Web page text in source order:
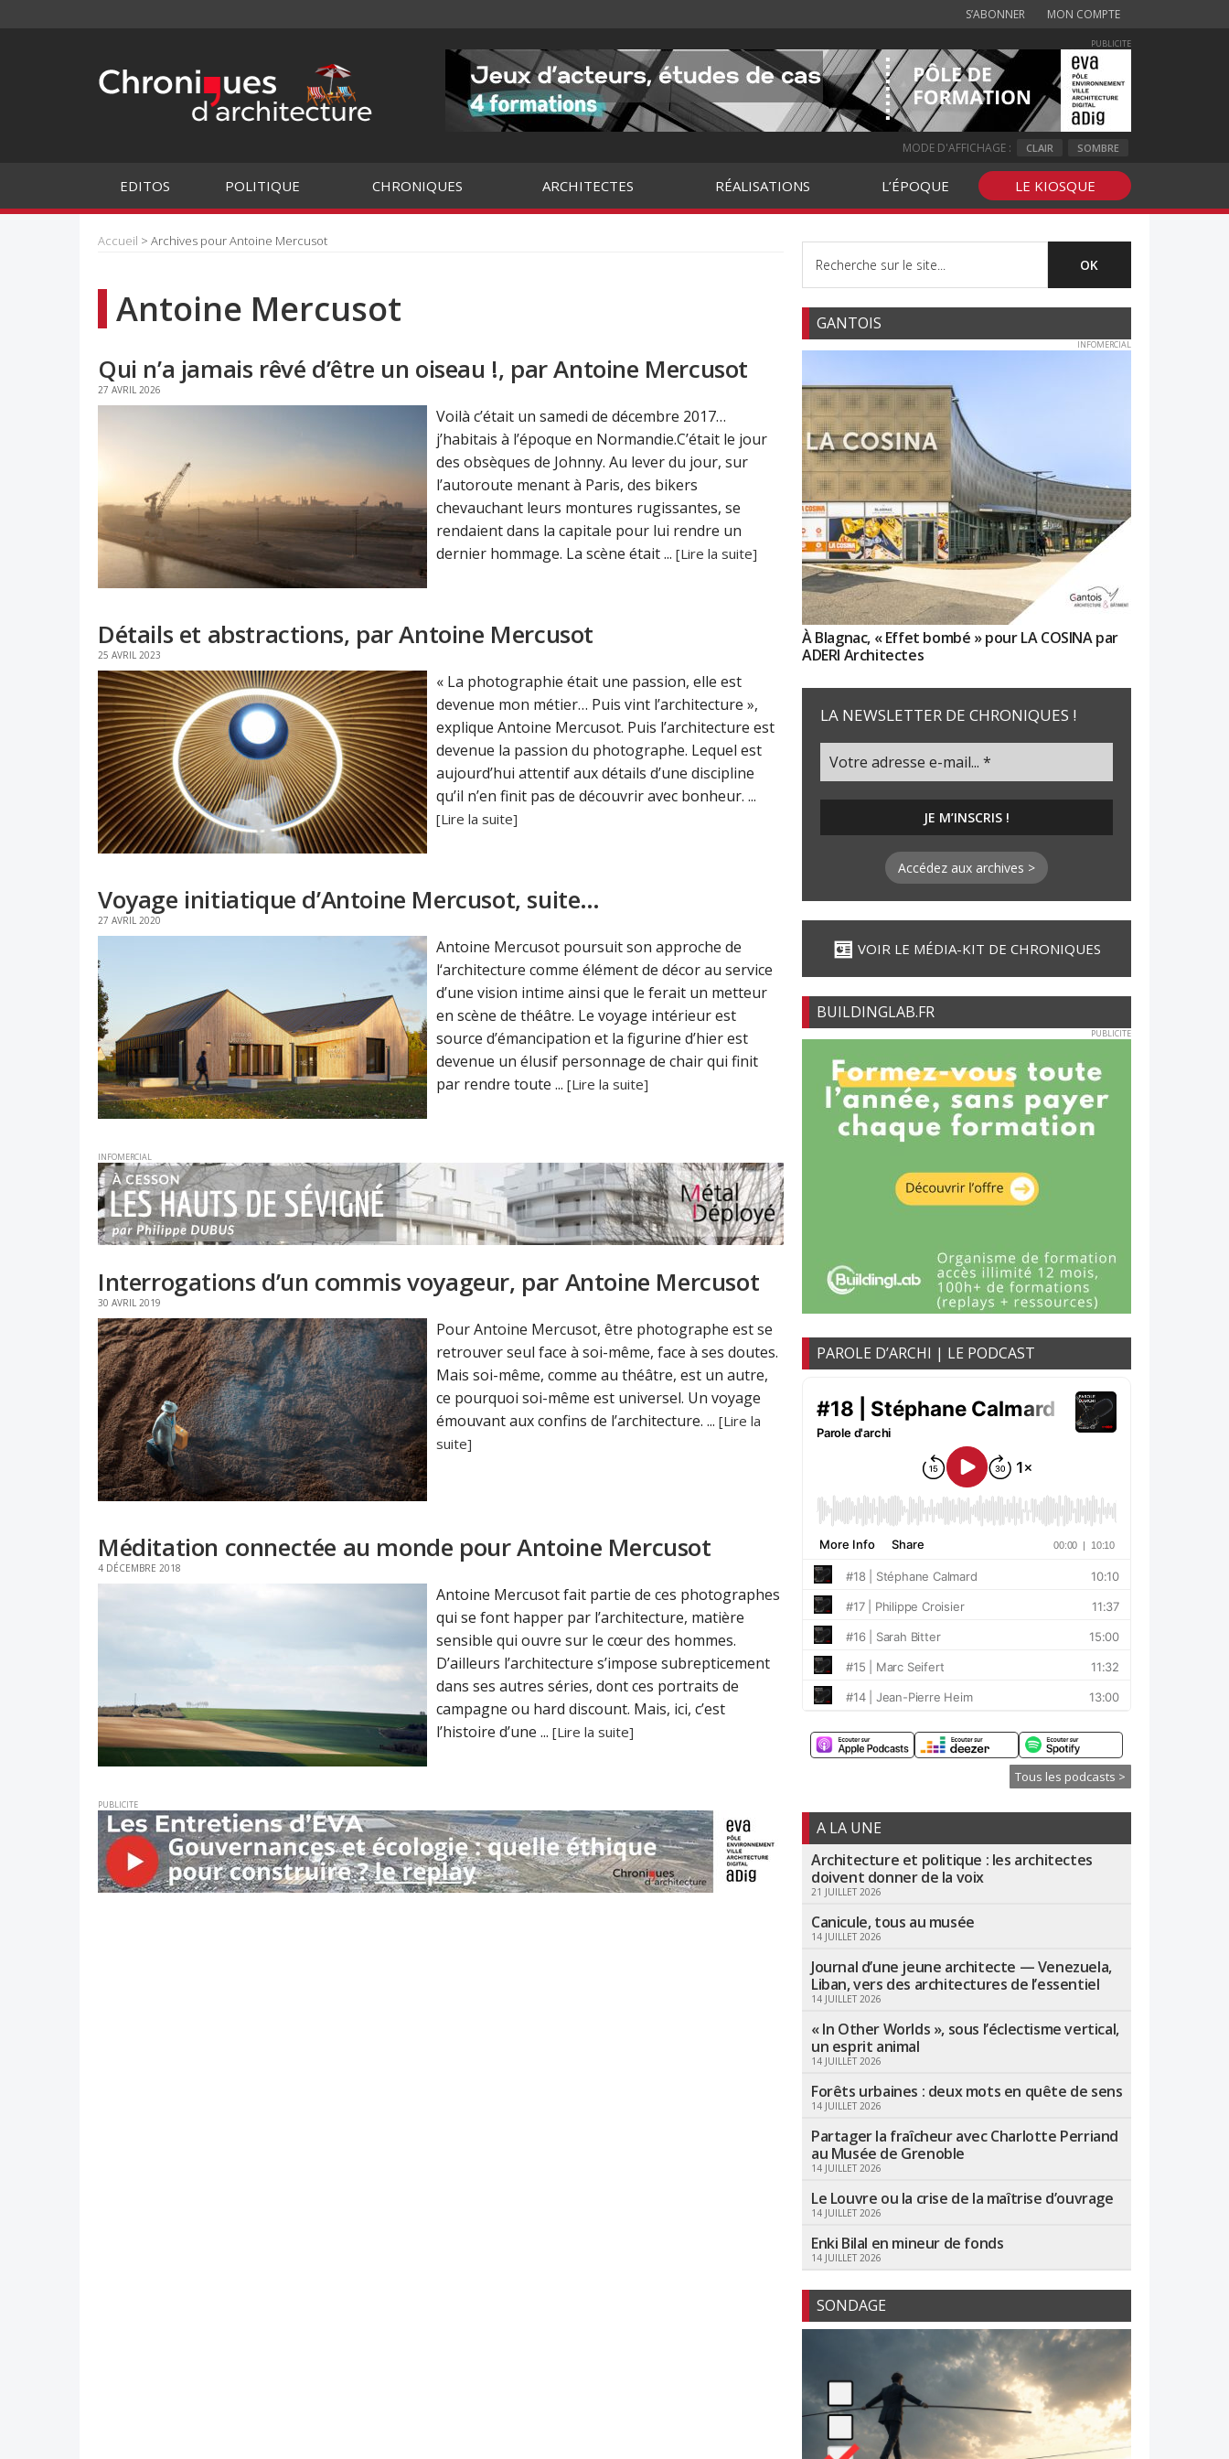
S’ABONNER MON COMPTE
PUBLICITE
MODE D'AFFICHAGE : CLAIR SOMBRE
EDITOS POLITIQUE CHRONIQUES ARCHITECTES RÉALISATIONS L’ÉPOQUE LE KIOSQUE
Accueil > Archives pour Antoine Mercusot
Antoine Mercusot
Qui n’a jamais rêvé d’être un oiseau !, par Antoine Mercusot
27 AVRIL 2026
Voilà c’était un samedi de décembre 2017…
j’habitais à l’époque en Normandie.C’était le jour
des obsèques de Johnny. Au lever du jour, sur
l’autoroute menant à Paris, des bikers
chevauchant leurs montures rugissantes, se
rendaient dans la capitale pour lui rendre un
dernier hommage. La scène était ... [Lire la suite]
Détails et abstractions, par Antoine Mercusot
25 AVRIL 2023
« La photographie était une passion, elle est
devenue mon métier… Puis vint l’architecture »,
explique Antoine Mercusot. Puis l’architecture est
devenue la passion du photographe. Lequel est
aujourd’hui attentif aux détails d’une discipline
qu’il n’en finit pas de découvrir avec bonheur. ...
[Lire la suite]
Voyage initiatique d’Antoine Mercusot, suite…
27 AVRIL 2020
Antoine Mercusot poursuit son approche de
l‘architecture comme élément de décor au service
d’une vision intime ainsi que le ferait un metteur
en scène de théâtre. Le voyage intérieur est
source d’émancipation et la figurine d’hier est
devenue un élusif personnage de chair qui finit
par rendre toute ... [Lire la suite]
INFOMERCIAL
Interrogations d’un commis voyageur, par Antoine Mercusot
30 AVRIL 2019
Pour Antoine Mercusot, être photographe est se
retrouver seul face à soi-même, face à ses doutes.
Mais soi-même, comme au théâtre, est un autre,
ce pourquoi soi-même est universel. Un voyage
émouvant aux confins de l’architecture. ... [Lire la
suite]
Méditation connectée au monde pour Antoine Mercusot
4 DÉCEMBRE 2018
Antoine Mercusot fait partie de ces photographes
qui se font happer par l’architecture, matière
sensible qui ouvre sur le cœur des hommes.
D’ailleurs l’architecture s’impose subrepticement
dans ses autres séries, dont ces portraits de
campagne ou hard discount. Mais, ici, c’est
l’histoire d’une ... [Lire la suite]
PUBLICITE
GANTOIS
INFOMERCIAL
À Blagnac, « Effet bombé » pour LA COSINA par
ADERI Architectes
LA NEWSLETTER DE CHRONIQUES !
Accédez aux archives >
VOIR LE MÉDIA-KIT DE CHRONIQUES
BUILDINGLAB.FR
PUBLICITE
PAROLE D’ARCHI | LE PODCAST
Tous les podcasts >
A LA UNE
Architecture et politique : les architectes
doivent donner de la voix
21 JUILLET 2026
Canicule, tous au musée
14 JUILLET 2026
Journal d’une jeune architecte — Venezuela,
Liban, vers des architectures de l’essentiel
14 JUILLET 2026
« In Other Worlds », sous l’éclectisme vertical,
un esprit animal
14 JUILLET 2026
Forêts urbaines : deux mots en quête de sens
14 JUILLET 2026
Partager la fraîcheur avec Charlotte Perriand
au Musée de Grenoble
14 JUILLET 2026
Le Louvre ou la crise de la maîtrise d’ouvrage
14 JUILLET 2026
Enki Bilal en mineur de fonds
14 JUILLET 2026
SONDAGE